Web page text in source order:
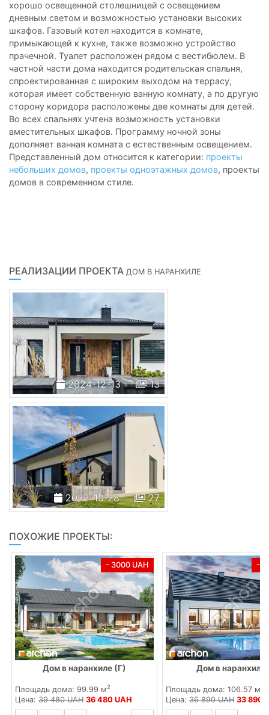
хорошо освещенной столешницей с освещением
дневным светом и возможностью установки высоких
шкафов. Газовый котел находится в комнате,
примыкающей к кухне, также возможно устройство
прачечной. Туалет расположен рядом с вестибюлем. В
частной части дома находится родительская спальня,
спроектированная с широким выходом на террасу,
которая имеет собственную ванную комнату, а по другую
сторону коридора расположены две комнаты для детей.
Во всех спальнях учтена возможность установки
вместительных шкафов. Программу ночной зоны
дополняет ванная комната с естественным освещением.
Представленный дом относится к категории: проекты
небольших домов, проекты одноэтажных домов, проекты
домов в современном стиле.
РЕАЛИЗАЦИИ ПРОЕКТА ДОМ В НАРАНХИЛЕ
2024-12-13 13
2022-10-28 27
ПОХОЖИЕ ПРОЕКТЫ:
- 3000 UAH
Дом в наранхиле (Г)
Площадь дома: 99.99 м2
Цена: 39 480 UAH 36 480 UAH
-
Дом в наранхиле
Площадь дома: 106.57 м
Цена:36 890 UAH 33 890